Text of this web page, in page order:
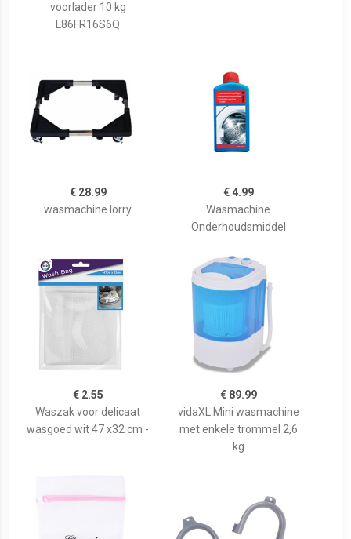
voorlader 10 kg
L86FR16S6Q
€ 28.99
wasmachine lorry
€ 4.99
Wasmachine
Onderhoudsmiddel
€ 2.55
Waszak voor delicaat
wasgoed wit 47 x32 cm -
€ 89.99
vidaXL Mini wasmachine
met enkele trommel 2,6
kg